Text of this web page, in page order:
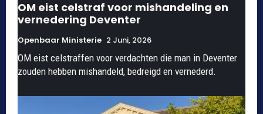
OM eist celstraf voor mishandeling en
vernedering Deventer
Openbaar Ministerie 2 Juni, 2026
OM eist celstraffen voor verdachten die man in Deventer
zouden hebben mishandeld, bedreigd en vernederd.